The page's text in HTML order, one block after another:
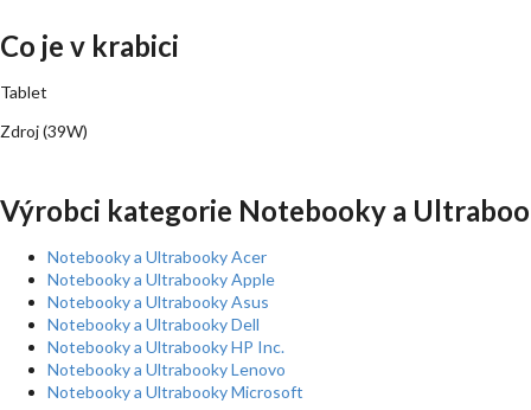
Co je v krabici
Tablet
Zdroj (39W)
Výrobci kategorie Notebooky a
Notebooky a Ultrabooky Acer
Notebooky a Ultrabooky Apple
Notebooky a Ultrabooky Asus
Notebooky a Ultrabooky Dell
Notebooky a Ultrabooky HP Inc.
Notebooky a Ultrabooky Lenovo
Notebooky a Ultrabooky Microsoft